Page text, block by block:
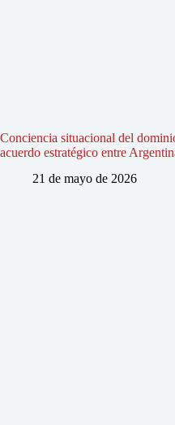
Conciencia situacional del
acuerdo estratégico entre
21 de mayo de 2026